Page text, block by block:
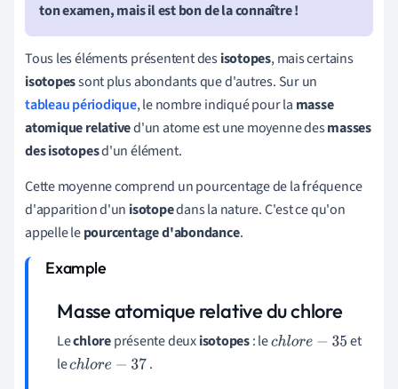
ton examen, mais il est bon de la connaître !
Tous les éléments présentent desisotopes, mais certains
isotopessont plus abondants que d'autres. Sur un
tableau périodique, le nombre indiqué pour la masse
atomique relatived'un atome est une moyenne desmasses
des isotopesd'un élément.
Cette moyenne comprend un pourcentage de la fréquence
d'apparition d'un isotopedans la nature. C'est ce qu'on
appelle lepourcentage d'abondance.
Masse atomique relative du chlore
Lechloreprésente deuxisotopes: lechlore− 35
et
lechlore− 37
.